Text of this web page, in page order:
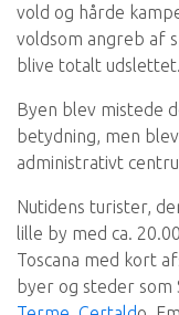
vold og hårde
voldsom angreb af
blive totalt udslettet.
Byen blev mistede
betydning, men
administrativt
Nutidens turister,
lille by med ca.
Toscana med kort
byer og steder som